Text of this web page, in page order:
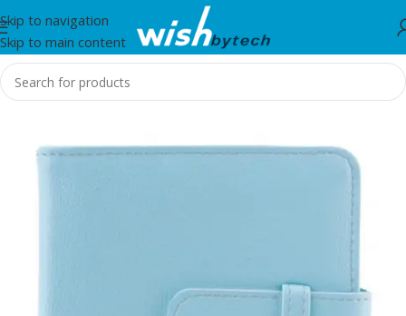
Skip to navigation
Skip to main content
Home/Instax